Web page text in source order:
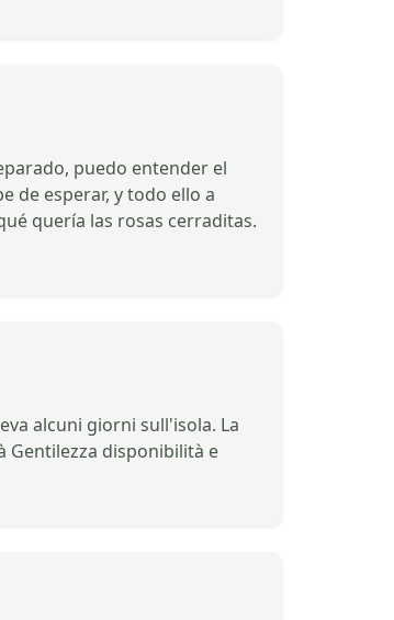
puedo entender el
de esperar, y todo ello a
quería las rosas cerraditas.
alcuni giorni sull'isola. La
Gentilezza disponibilità e